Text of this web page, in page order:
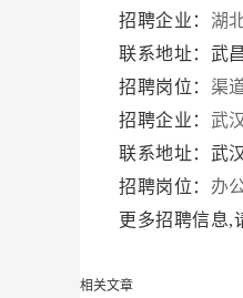
招聘企业： 湖
联系地址：武
招聘岗位： 渠
招聘企业： 武
联系地址：武
招聘岗位： 办
更多招聘信息,
相关文章